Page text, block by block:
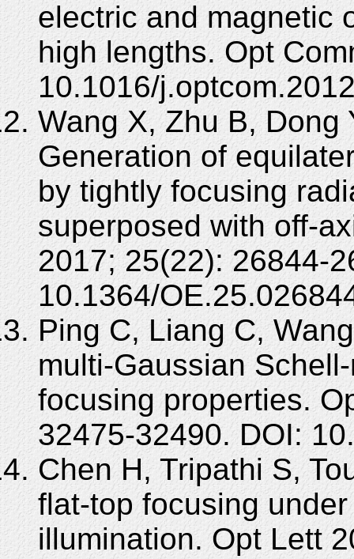
electric and magnetic
high lengths. Opt
10.1016/
Wang X, Zhu B, Dong
Generation of
by tightly focusing
superposed with off-
2017; 25(22): 26844-
10.1364/
Ping C, Liang C,
multi-Gaussian
focusing properties.
32475-32490. DOI:
Chen H, Tripathi S,
flat-top focusing
illumination. Opt Lett